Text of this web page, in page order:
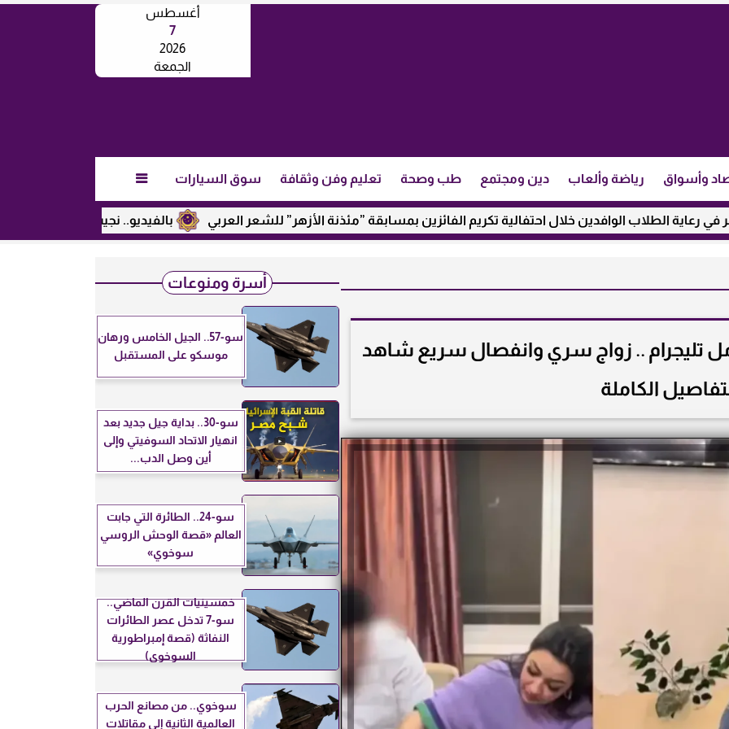
أغسطس
7
2026
الجمعة
وأسواق رياضة وألعاب دين ومجتمع طب وصحة تعليم وفن وثقافة سوق السيارات 
بالفيديو.. نجيب ساويرس يكشف عن رأيه في الوافدين خلال احتفالية تكريم الفائزين بمسابقة ”مئذنة الأزهر” للشعر العربي
تليجرام .. زواج سري وانفصال سريع شاهد
الكاملة
أسرة ومنوعات
سو-57.. الجيل الخامس ورهان
موسكو على المستقبل
سو-30.. بداية جيل جديد بعد
انهيار الاتحاد السوفيتي وإلى
أين وصل الدب...
سو-24.. الطائرة التي جابت
العالم «قصة الوحش الروسي
سوخوي»
خمسينيات القرن الماضي..
سو-7 تدخل عصر الطائرات
النفاثة (قصة إمبراطورية
السوخوي)
سوخوي.. من مصانع الحرب
العالمية الثانية إلى مقاتلات